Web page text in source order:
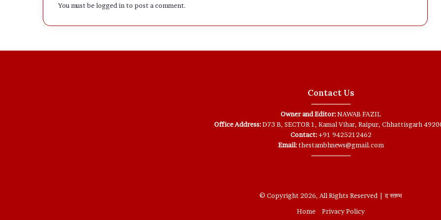
You must belogged in to post a comment.
Contact Us
--------------------
Owner and Editor:NAWAB FAZIL
Office Address:D73 B, SECTOR 1, Kamal Vihar, Raipur, Chhattisgarh
Contact:+91 9425212462
Email:thestambhnews@gmail.com
--------------------
© Copyright 2026, All Rights Reserved | द स्तम्भ
Home
Privacy Policy